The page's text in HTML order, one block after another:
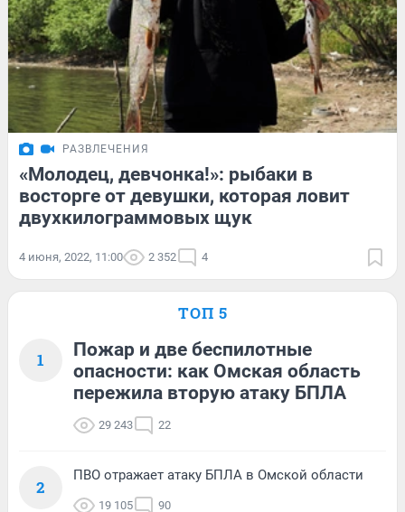
РАЗВЛЕЧЕНИЯ
«Молодец, девчонка!»: рыбаки в
восторге от девушки, которая ловит
двухкилограммовых щук
4 июня, 2022, 11:00 2 352 4
ТОП 5
1
Пожар и две беспилотные
опасности: как Омская область
пережила вторую атаку БПЛА
29 243 22
2
ПВО отражает атаку БПЛА в Омской области
19 105 90